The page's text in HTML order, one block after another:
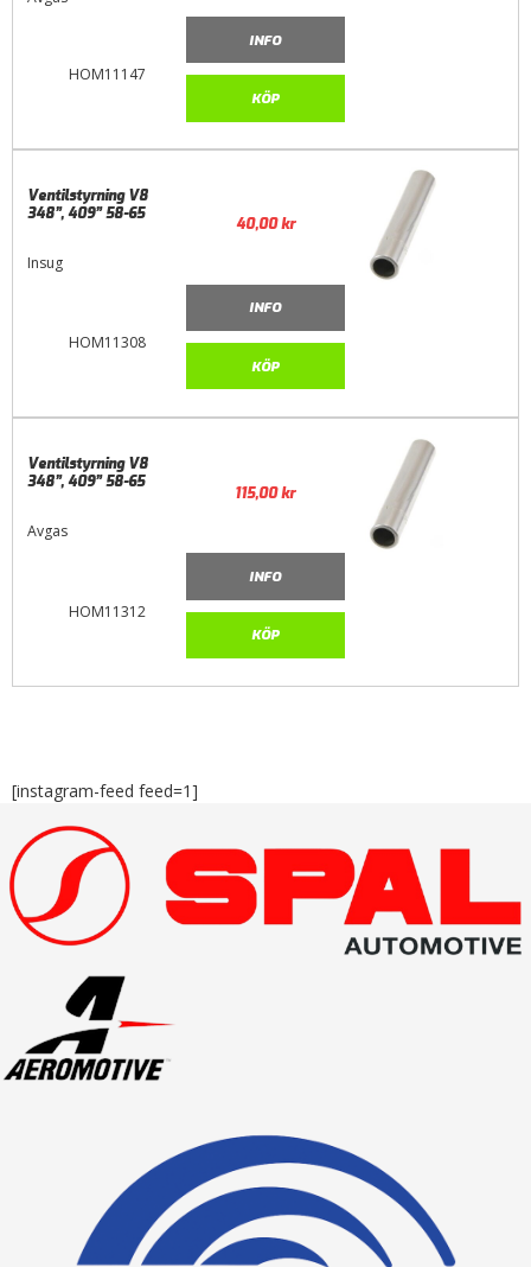
HOM11147
INFO
KÖP
HOM11308
Ventilstyrning V8
348”, 409” 58-65
Insug
40,00kr
INFO
KÖP
HOM11312
Ventilstyrning V8
348”, 409” 58-65
Avgas
115,00kr
INFO
KÖP
[instagram-feed feed=1]